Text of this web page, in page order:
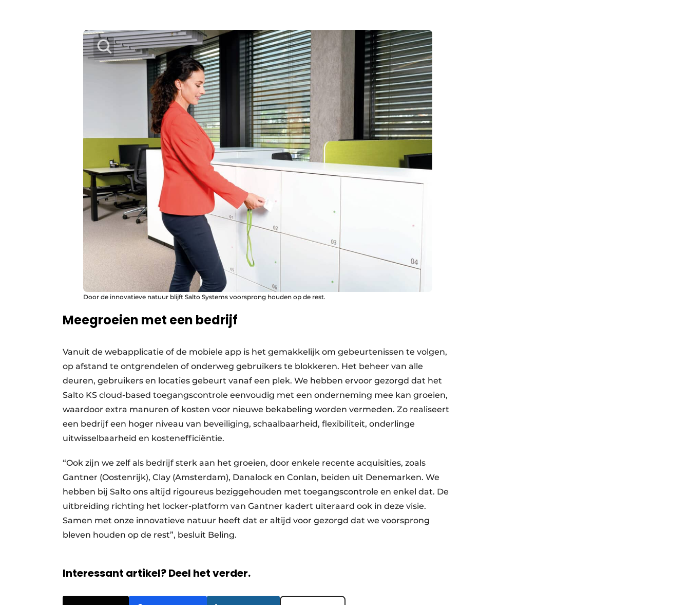
Door de innovatieve natuur blijft Salto Systems voorsprong houden op de rest.
Meegroeien met een bedrijf
Vanuit de webapplicatie of de mobiele app is het gemakkelijk om gebeurtenissen te volgen,
op afstand te ontgrendelen of onderweg gebruikers te blokkeren. Het beheer van alle
deuren, ge­bruikers en locaties gebeurt vanaf een plek. We hebben ervoor gezorgd dat het
Salto KS cloud-based toegangs­controle eenvoudig met een onder­neming mee kan groeien,
waar­door extra manuren of kosten voor nieuwe bekabeling wor­den ver­meden. Zo rea­liseert
een bedrijf een hoger niveau van beveiliging, schaal­baar­heid, flexi­bili­teit, onder­linge
uitwisselbaarheid en kostenefficiëntie.
“Ook zijn we zelf als bedrijf sterk aan het groeien, door enkele recente acquisities, zoals
Gantner (Oostenrijk), Clay (Amsterdam), Danalock en Conlan, beiden uit Denemarken. We
hebben bij Salto ons altijd rigoureus beziggehouden met toegangscontrole en enkel dat. De
uitbreiding richting het locker-platform van Gantner kadert uiteraard ook in deze visie.
Samen met onze innovatieve natuur heeft dat er altijd voor gezorgd dat we voorsprong
bleven houden op de rest”, besluit Beling.
Interessant artikel? Deel het verder.